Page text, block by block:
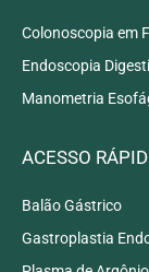
Colonoscopia em
Endoscopia
Manometria
ACESSO
Balão Gástrico
Gastroplastia